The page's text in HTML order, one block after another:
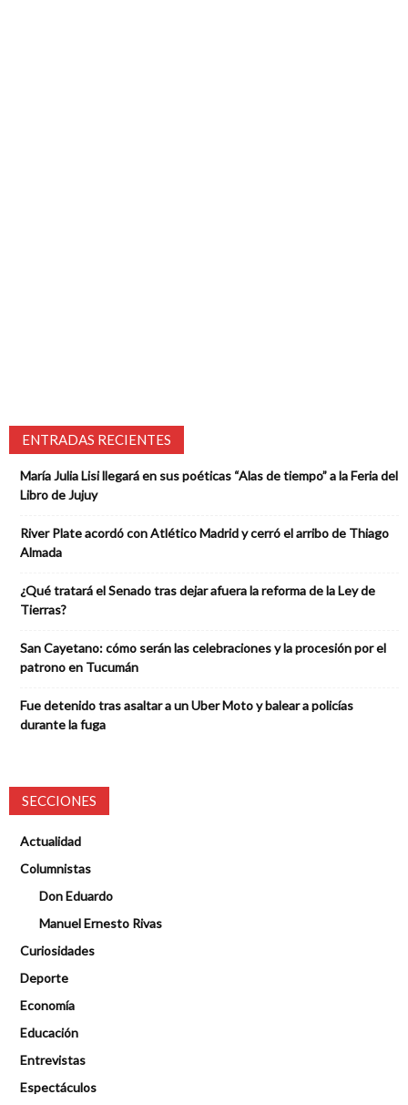
ENTRADAS RECIENTES
María Julia Lisi llegará en sus poéticas “Alas de tiempo” a la Feria del
Libro de Jujuy
River Plate acordó con Atlético Madrid y cerró el arribo de Thiago
Almada
¿Qué tratará el Senado tras dejar afuera la reforma de la Ley de
Tierras?
San Cayetano: cómo serán las celebraciones y la procesión por el
patrono en Tucumán
Fue detenido tras asaltar a un Uber Moto y balear a policías
durante la fuga
SECCIONES
Actualidad
Columnistas
Don Eduardo
Manuel Ernesto Rivas
Curiosidades
Deporte
Economía
Educación
Entrevistas
Espectáculos